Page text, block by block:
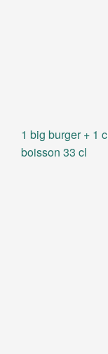
1 big burger + 1
boisson 33 cl